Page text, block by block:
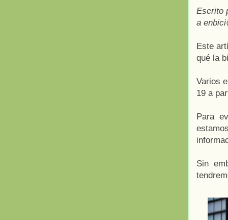
Escrito
a
Este
qué la
Varios
19 a
Para
Sin